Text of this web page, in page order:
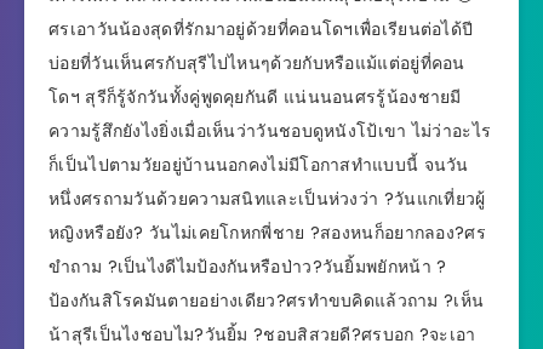
ศรเอาวันน้องสุดที่รักมาอยู่ด้วยที่คอนโดฯเพื่อเรียนต่อได้ปี
บ่อยที่วันเห็นศรกับสุรีไปไหนๆด้วยกับหรือแม้แต่อยู่ที่คอน
โดฯ สุรีก็รู้จักวันทั้งคู่พูดคุยกันดี แน่นนอนศรรู้น้องชายมี
ความรู้สึกยังไงยิ่งเมื่อเห็นว่าวันชอบดูหนังโป้เขา ไม่ว่าอะไร
ก็เป็นไปตามวัยอยู่บ้านนอกคงไม่มีโอกาสทำแบบนี้ จนวัน
หนึ่งศรถามวันด้วยความสนิทและเป็นห่วงว่า ?วันแกเที่ยวผู้
หญิงหรือยัง? วันไม่เคยโกหกพี่ชาย ?สองหนก็อยากลอง?ศร
ขำถาม ?เป็นไงดีไมป้องกันหรือป่าว?วันยิ้มพยักหน้า ?
ป้องกันสิโรคมันตายอย่างเดียว?ศรทำขบคิดแล้วถาม ?เห็น
น้าสุรีเป็นไงชอบไม?วันยิ้ม ?ชอบสิสวยดี?ศรบอก ?จะเอา